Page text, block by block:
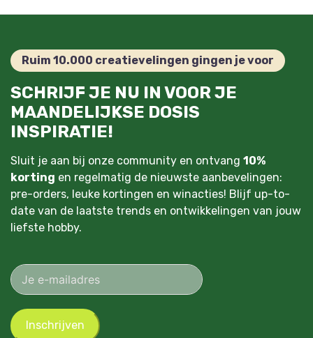
Ruim 10.000 creatievelingen gingen je voor
SCHRIJF JE NU IN VOOR JE
MAANDELIJKSE DOSIS
INSPIRATIE!
Sluit je aan bij onze community en ontvang 10%
korting en regelmatig de nieuwste aanbevelingen:
pre-orders, leuke kortingen en winacties! Blijf up-to-
date van de laatste trends en ontwikkelingen van jouw
liefste hobby.
Inschrijven